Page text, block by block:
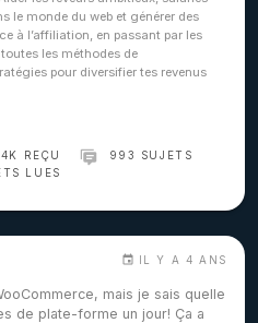
le monde du web et générer des
à l’affiliation, en passant par les
les méthodes de
pour diversifier tes revenus
REÇU
993 SUJETS
LUES
IL Y A 4 ANS
mais je sais quelle
de plate-forme un jour! Ça a